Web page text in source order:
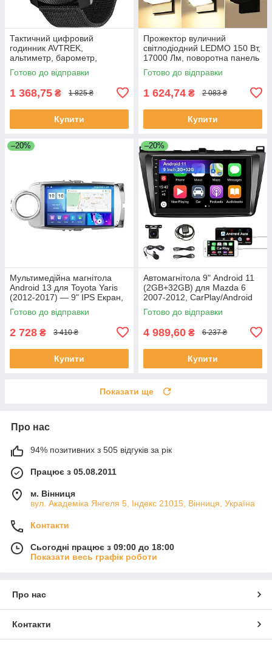
Тактичний цифровий
годинник AVTREK,
альтиметр, барометр,
компас, крокомір, водозахист
50 м, нейлоновий ремінець
Готово до відправки
1 368,75 ₴ 1 825 ₴
Купити
Прожектор вуличний
світлодіодний LEDMO 150 Вт,
17000 Лм, поворотна панель
360°, IP65 ( 3000K )
Готово до відправки
1 624,74 ₴ 2 083 ₴
Купити
–20%
Мультимедійна магнітола
Android 13 для Toyota Yaris
(2012-2017) — 9" IPS Екран,
2/64Gb, GPS, Wi-Fi, Hi-Fi
Sound (Уцінка)
Готово до відправки
2 728 ₴ 3 410 ₴
Купити
–20%
Автомагнітола 9" Android 11
(2GB+32GB) для Mazda 6
2007-2012, CarPlay/Android
Auto, GPS, WiFi, Bluetooth,
FM/RDS, USB, камера
Готово до відправки
4 989,60 ₴ 6 237 ₴
Купити
Показати ще
Про нас
94% позитивних з 505 відгуків за рік
Працює з 05.08.2011
м. Вінниця
вул. Академіка Янгеля 5, Індекс 21015, Вінниця, Україна
Контакти
Сьогодні працює з 09:00 до 18:00
Показати весь графік роботи
Про нас
Контакти